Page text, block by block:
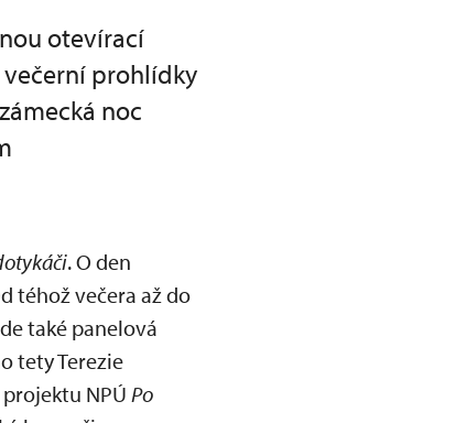
otevírací
prohlídky
noc
. O den
téhož večera až do
také panelová
tety Terezie
NPÚ Po